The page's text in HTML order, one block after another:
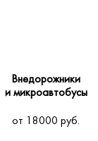
Внедорожники
и микроавтобусы
от 18000 руб.